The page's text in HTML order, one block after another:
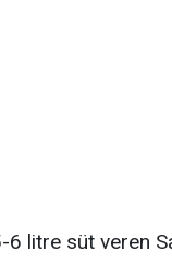
litre süt veren